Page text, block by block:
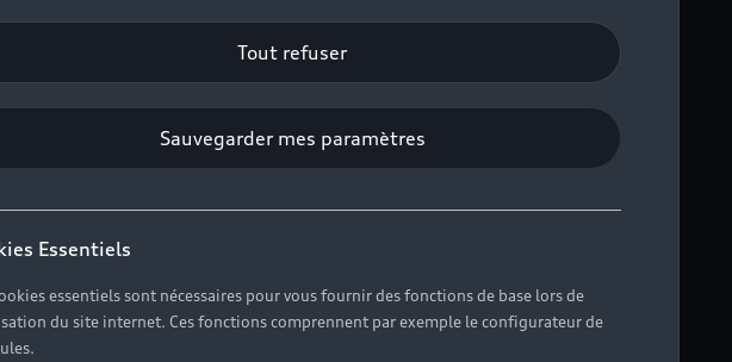
Tout refuser
Sauvegarder mes paramètres
Essentiels
essentiels sont nécessaires pour vous fournir des fonctions de base lors de
du site internet. Ces fonctions comprennent par exemple le configurateur de